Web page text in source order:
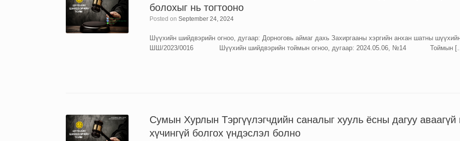
болохыг нь тогтооно
Posted onSeptember 24, 2024
Шүүхийн шийдвэрийн огноо, дугаар: Дорноговь аймаг дахь Захиргааны хэргийн анхан шатны
ШШ/2023/0016 Шүүхийн шийдвэрийн тоймын огноо, дугаар: 2024.05.06, №14 Тоймын
Сумын Хурлын Тэргүүлэгчдийн саналыг хууль ёсны дагуу аваагүй
хүчингүй болгох үндэслэл болно